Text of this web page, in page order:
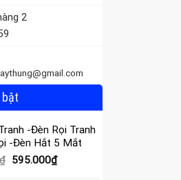
2
bật
-Đèn Rọi Tranh
-Đèn Hắt 5 Mắt
₫ Giá
595.000₫Giá